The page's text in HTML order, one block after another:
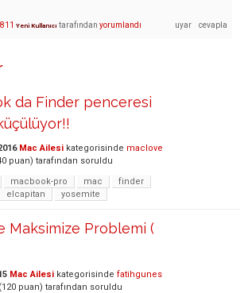
Yeni Kullanıcı tarafından yorumlandı
da Finder penceresi
Mac Ailesi kategorisinde maclove
puan) tarafından soruldu
macbook-pro mac
finder
elcapitan yosemite
Maksimize Problemi (
Mac Ailesi kategorisinde fatihgunes
(120 puan) tarafından soruldu